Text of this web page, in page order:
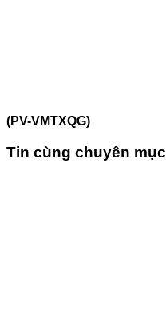
(PV-VMTXQG)
Tin cùng chuyên mục